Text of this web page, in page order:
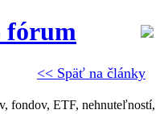
<< Späť na články
fórum
fondov, ETF, nehnuteľností,